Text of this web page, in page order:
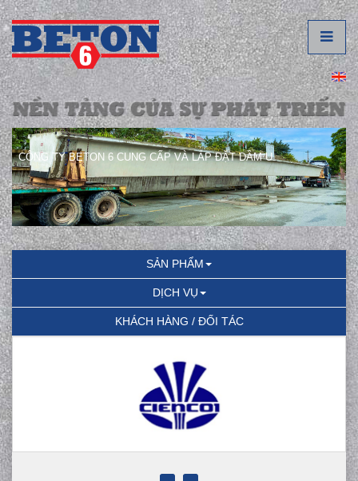
CÔNG TY BETON 6 CUNG CẤP VÀ LẮP ĐẶT DẦM U.
SẢN PHẨM
DỊCH VỤ
KHÁCH HÀNG / ĐỐI TÁC